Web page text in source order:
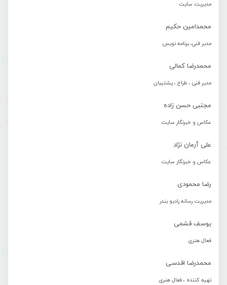
مدیریت سایت
محمدامین حکیم
مدیر فنی، برنامه نویس
محمدرضا کمالی
مدیر فنی ، طراح ، پشتیبان
مجتبی حسن زاده
عکاس و خبرنگار سایت
علی آرمان نژاد
عکاس و خبرنگار سایت
رضا محمودی
مدیریت رسانه رادیو بندر
یوسف قشمی
فعال هنری
محمدرضا اقدسی
تهیه کننده ، فعال هنری